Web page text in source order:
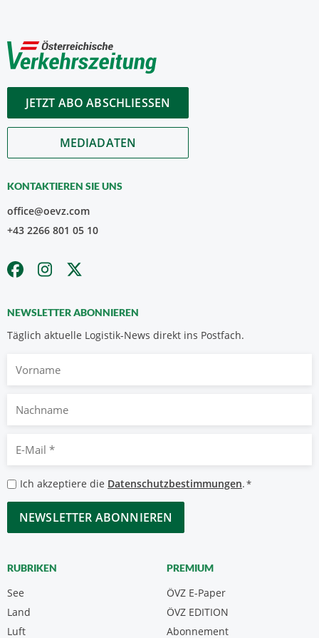
JETZT ABO ABSCHLIESSEN
MEDIADATEN
KONTAKTIEREN SIE UNS
office@oevz.com
+43 2266 801 05 10
NEWSLETTER ABONNIEREN
Täglich aktuelle Logistik-News direkt ins Postfach.
Vorname
Nachname
Mail
*
Datenschutzbestimmungen
*
Ich akzeptiere die Datenschutzbestimmungen.*
CAPTCHA
RUBRIKEN
See
Land
Luft
PREMIUM
ÖVZ E-Paper
Abonnement
ÖVZ EDITION